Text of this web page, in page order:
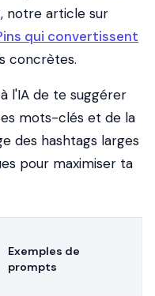
notre article sur
qui convertissent
concrètes.
l'IA de te suggérer
mots-clés et de la
des hashtags larges
pour maximiser ta
Exemples de
prompts